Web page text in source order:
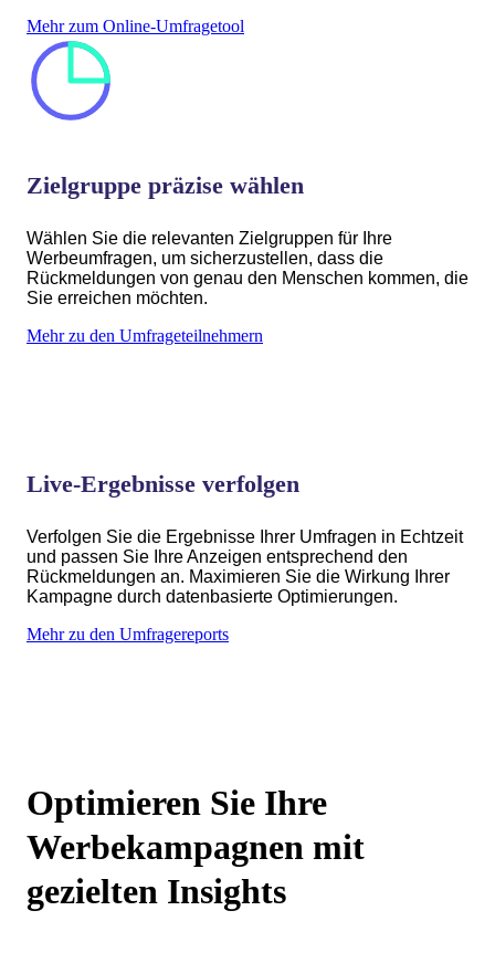
Mehr zum Online-Umfragetool
Zielgruppe präzise wählen
Wählen Sie die relevanten Zielgruppen für Ihre
Werbeumfragen, um sicherzustellen, dass die
Rückmeldungen von genau den Menschen kommen, die
Sie erreichen möchten.
Mehr zu den Umfrageteilnehmern
Live-Ergebnisse verfolgen
Verfolgen Sie die Ergebnisse Ihrer Umfragen in Echtzeit
und passen Sie Ihre Anzeigen entsprechend den
Rückmeldungen an. Maximieren Sie die Wirkung Ihrer
Kampagne durch datenbasierte Optimierungen.
Mehr zu den Umfragereports
Optimieren Sie Ihre
Werbekampagnen mit
gezielten Insights